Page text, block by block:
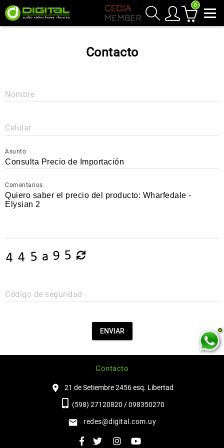
0
Contacto
Nombre
Celular
Asunto
Comentarios
Código de seguridad
ENVIAR
Contacto
21 de Setiembre 2456 esq. Libertad
(598) 27120820 / 098350270
redes@digital.com.uy